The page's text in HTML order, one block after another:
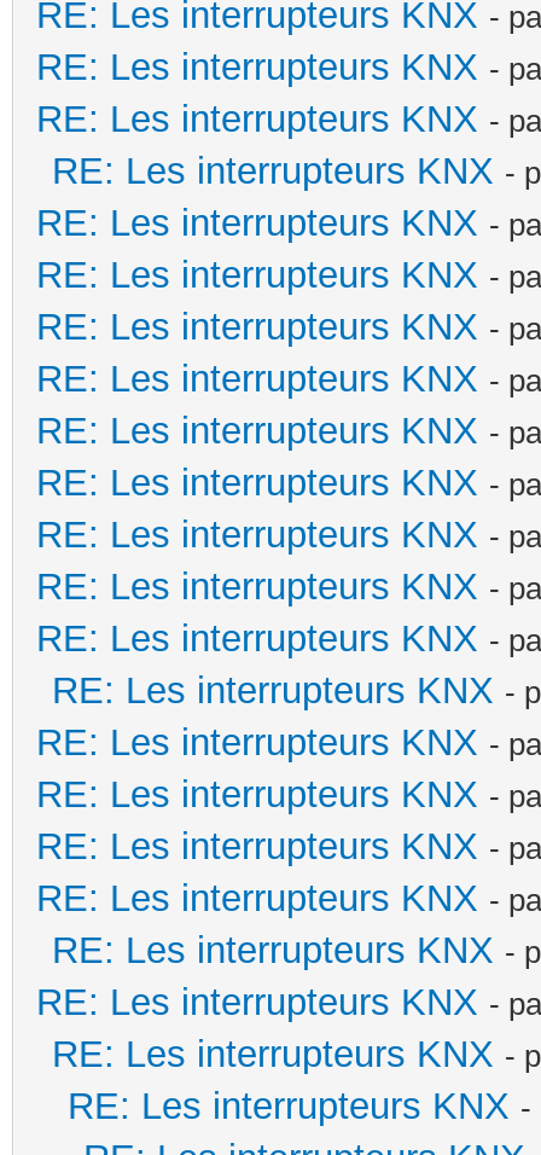
RE: Les interrupteurs KNX -
RE: Les interrupteurs KNX -
RE: Les interrupteurs KNX -
RE: Les interrupteurs KNX -
RE: Les interrupteurs KNX -
RE: Les interrupteurs KNX -
RE: Les interrupteurs KNX -
RE: Les interrupteurs KNX -
RE: Les interrupteurs KNX -
RE: Les interrupteurs KNX -
RE: Les interrupteurs KNX -
RE: Les interrupteurs KNX -
RE: Les interrupteurs KNX -
RE: Les interrupteurs KNX -
RE: Les interrupteurs KNX -
RE: Les interrupteurs KNX -
RE: Les interrupteurs KNX -
RE: Les interrupteurs KNX -
RE: Les interrupteurs KNX -
RE: Les interrupteurs KNX -
RE: Les interrupteurs KNX -
RE: Les interrupteurs KNX -